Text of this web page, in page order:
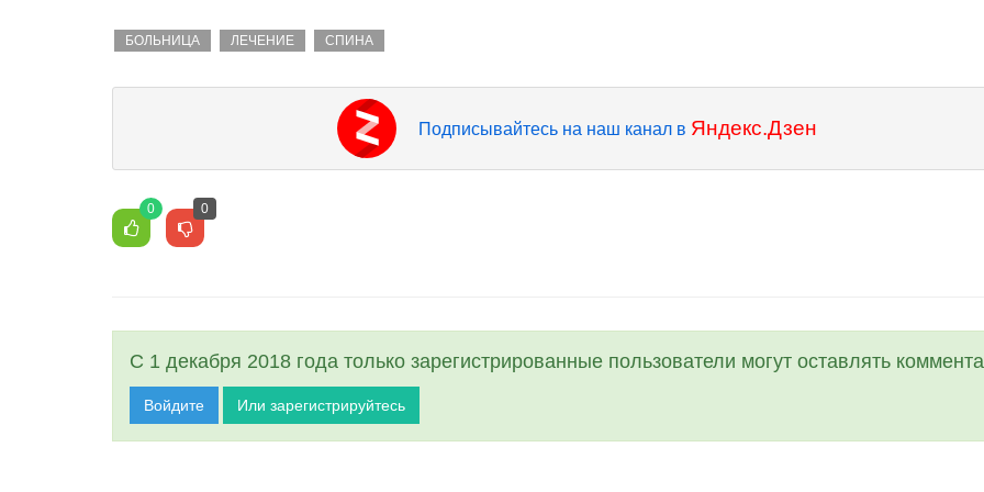
БОЛЬНИЦА ЛЕЧЕНИЕ СПИНА
Подписывайтесь на наш канал в Яндекс.Дзен
0 0
С 1 декабря 2018 года только зарегистрированные пользователи могут оставлять
Войдите Или зарегистрируйтесь